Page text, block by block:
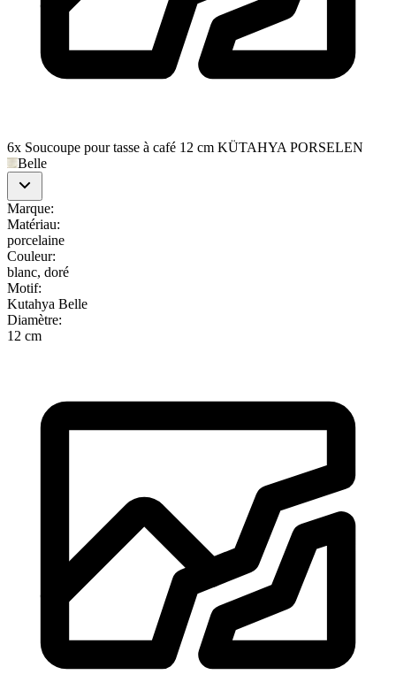
6x Soucoupe pour tasse à café 12 cm KÜTAHYA PORSELEN
Belle
Marque:
Matériau:
porcelaine
Couleur:
blanc, doré
Motif:
Kutahya Belle
Diamètre:
12 cm